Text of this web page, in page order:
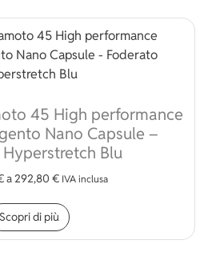
45 High performance
Nano Capsule –
Blu
a292,80 € IVA inclusa
Scopri di più